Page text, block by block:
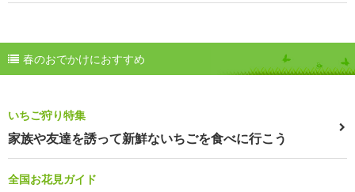
春のおでかけにおすすめ
いちご狩り特集
家族や友達を誘って新鮮ないちごを食べに行こう
全国お花見ガイド